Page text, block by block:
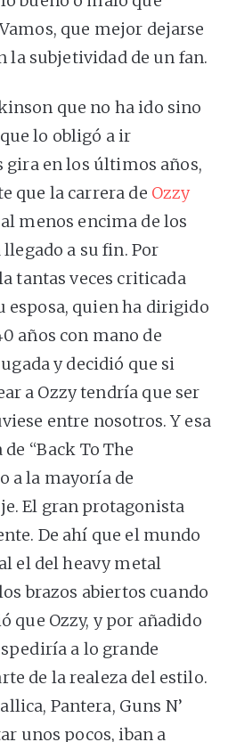
que mejor dejarse
la subjetividad de un fan.
que no ha ido sino
lo obligó a ir
gira en los últimos años,
que la carrera de Ozzy
al menos encima de los
a su fin. Por
tantas veces criticada
esposa, quien ha dirigido
años con mano de
y decidió que si
a Ozzy tendría que ser
entre nosotros. Y esa
“Back To The
a la mayoría de
El gran protagonista
De ahí que el mundo
el del heavy metal
brazos abiertos cuando
que Ozzy, y por añadido
a lo grande
de la realeza del estilo.
Pantera, Guns N’
unos pocos, iban a